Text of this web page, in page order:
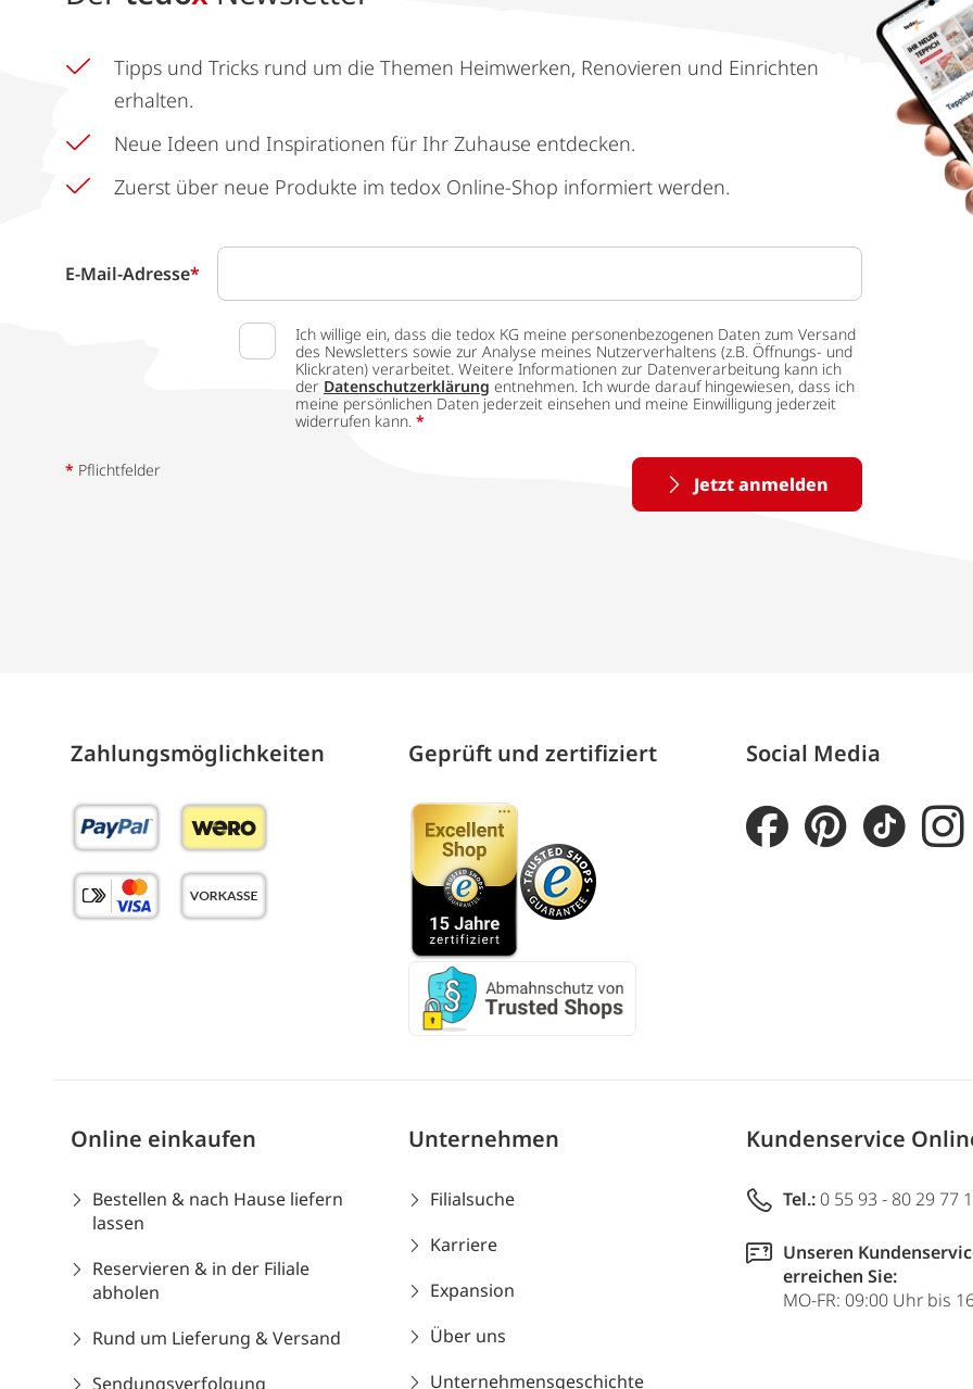
Tipps und Tricks rund um die Themen Heimwerken, Renovieren und Einrichten
erhalten.
Neue Ideen und Inspirationen für Ihr Zuhause entdecken.
Zuerst über neue Produkte im tedox Online-Shop informiert werden.
E-Mail-Adresse*
Ich willige ein, dass die tedox KG meine personenbezogenen Daten zum Versand
des Newsletters sowie zur Analyse meines Nutzerverhaltens (z.B. Öffnungs- und
Klickraten) verarbeitet. Weitere Informationen zur Datenverarbeitung kann ich
der Datenschutzerklärung entnehmen. Ich wurde darauf hingewiesen, dass ich
meine persönlichen Daten jederzeit einsehen und meine Einwilligung jederzeit
widerrufen kann. *
Jetzt anmelden
* Pflichtfelder
Zahlungs­möglich­keiten Geprüft und zertifiziert Social Media
Online einkaufen
Bestellen & nach Hause liefern
lassen
Reservieren & in der Filiale
abholen
Rund um Lieferung & Versand
Sendungsverfolgung
Unternehmen
Filialsuche
Karriere
Expansion
Über uns
Unternehmensgeschichte
Kundenservice
Tel.: 0 55 93 - 80 29 77
Unseren
erreichen Sie:
MO-FR: 09:00 Uhr bis